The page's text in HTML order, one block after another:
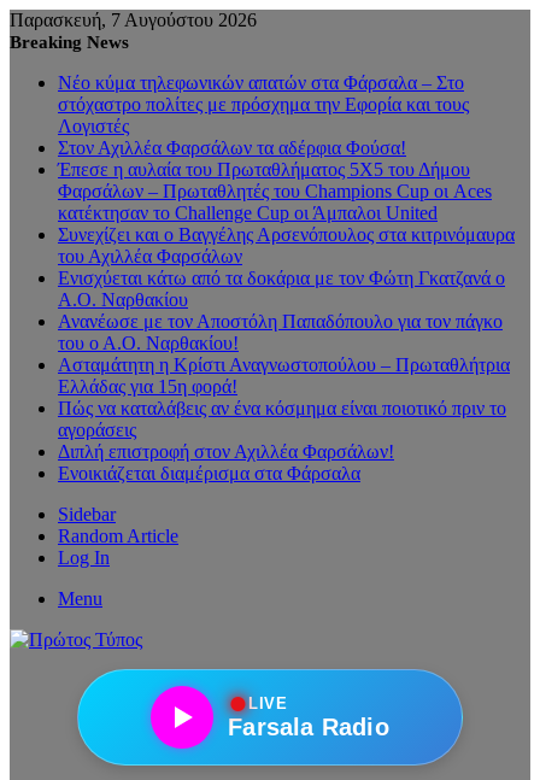
Παρασκευή, 7 Αυγούστου 2026
Breaking News
Νέο κύμα τηλεφωνικών απατών στα Φάρσαλα – Στο
στόχαστρο πολίτες με πρόσχημα την Εφορία και τους
Λογιστές
Στον Αχιλλέα Φαρσάλων τα αδέρφια Φούσα!
Έπεσε η αυλαία του Πρωταθλήματος 5Χ5 του Δήμου
Φαρσάλων – Πρωταθλητές του Champions Cup οι Aces
κατέκτησαν το Challenge Cup οι Άμπαλοι United
Συνεχίζει και ο Βαγγέλης Αρσενόπουλος στα κιτρινόμαυρα
του Αχιλλέα Φαρσάλων
Ενισχύεται κάτω από τα δοκάρια με τον Φώτη Γκατζανά ο
Α.Ο. Ναρθακίου
Ανανέωσε με τον Αποστόλη Παπαδόπουλο για τον πάγκο
του ο Α.Ο. Ναρθακίου!
Ασταμάτητη η Κρίστι Αναγνωστοπούλου – Πρωταθλήτρια
Ελλάδας για 15η φορά!
Πώς να καταλάβεις αν ένα κόσμημα είναι ποιοτικό πριν το
αγοράσεις
Διπλή επιστροφή στον Αχιλλέα Φαρσάλων!
Ενοικιάζεται διαμέρισμα στα Φάρσαλα
Sidebar
Random Article
Log In
Menu
●LIVE
Farsala Radio